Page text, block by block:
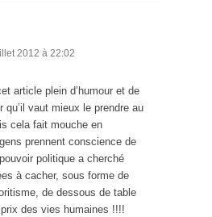
2012 à 22:02
article plein d’humour et de
vaut mieux le prendre au
cela fait mouche en
prennent conscience de
politique a cherché
à cacher, sous forme de
de dessous de table
des vies humaines !!!!